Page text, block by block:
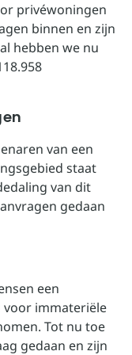
privéwoningen
binnen en zijn
hebben we nu
van een
staat
van dit
gedaan
een
voor immateriële
Tot nu toe
gedaan en zijn